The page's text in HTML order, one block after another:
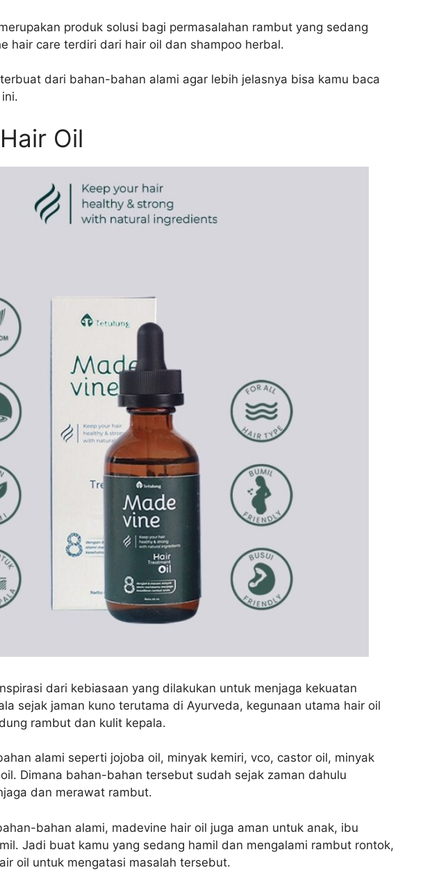
produk solusi bagi permasalahan rambut yang sedang
hair care terdiri dari hair oil dan shampoo herbal.
dari bahan-bahan alami agar lebih jelasnya bisa kamu baca
Oil
dari kebiasaan yang dilakukan untuk menjaga kekuatan
sejak jaman kuno terutama di Ayurveda, kegunaan utama hair oil
rambut dan kulit kepala.
alami seperti jojoba oil, minyak kemiri, vco, castor oil, minyak
Dimana bahan-bahan tersebut sudah sejak zaman dahulu
dan merawat rambut.
bahan alami, madevine hair oil juga aman untuk anak, ibu
Jadi buat kamu yang sedang hamil dan mengalami rambut rontok,
oil untuk mengatasi masalah tersebut.